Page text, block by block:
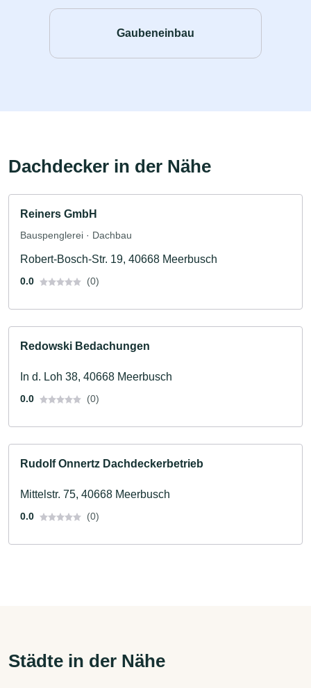
Gaubeneinbau
Dachdecker in der Nähe
Reiners GmbH
Bauspenglerei · Dachbau
Robert-Bosch-Str. 19, 40668 Meerbusch
0.0 (0)
Redowski Bedachungen
In d. Loh 38, 40668 Meerbusch
0.0 (0)
Rudolf Onnertz Dachdeckerbetrieb
Mittelstr. 75, 40668 Meerbusch
0.0 (0)
Städte in der Nähe